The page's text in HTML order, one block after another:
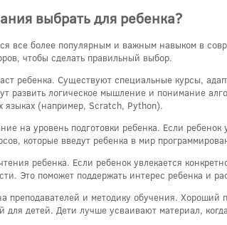
выбрать для ребенка?
все более популярным и важным навыком в
чтобы сделать правильный выбор.
ребенка. Существуют специальные курсы,
развить логическое мышление и понимание
языках (например, Scratch, Python).
на уровень подготовки ребенка. Если
которые введут ребенка в мир
ребенка. Если ребенок увлекается
Это поможет поддержать интерес ребенка и
преподавателей и методику обучения.
детей. Дети лучше усваивают материал,